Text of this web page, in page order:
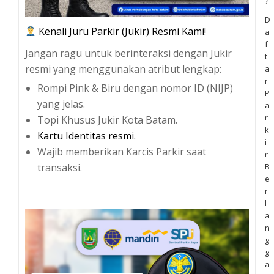
Kenali Juru Parkir (Jukir) Resmi Kami!
Jangan ragu untuk berinteraksi dengan Jukir
resmi yang menggunakan atribut lengkap:
Rompi Pink & Biru dengan nomor ID (NIJP)
yang jelas.
Topi Khusus Jukir Kota Batam.
Kartu Identitas resmi.
Wajib memberikan Karcis Parkir saat
transaksi.
D
a
f
t
a
r
P
a
r
k
i
r
B
e
r
l
a
n
g
g
a